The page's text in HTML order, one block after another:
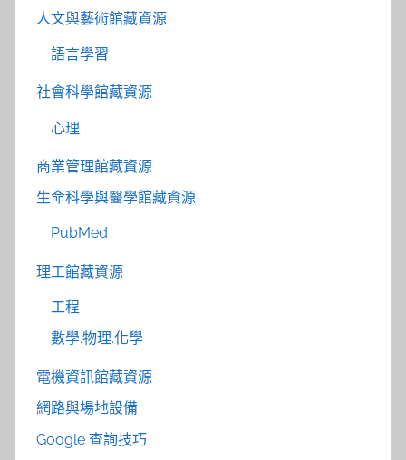
人文與藝術館藏資源
語言學習
社會科學館藏資源
心理
商業管理館藏資源
生命科學與醫學館藏資源
PubMed
理工館藏資源
工程
數學.物理.化學
電機資訊館藏資源
網路與場地設備
Google 查詢技巧